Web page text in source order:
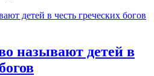
называют детей в